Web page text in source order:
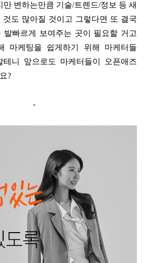
만 변하는만큼 기술/트렌드/정보 등 새
것도 많아질 것이고 그렇다면 또 결국
발빠르게 보여주는 곳이 필요할 거고
마케팅을 쉽게하기 위해 마케터들
테니 앞으로도 마케터들이 오픈애즈
?
-